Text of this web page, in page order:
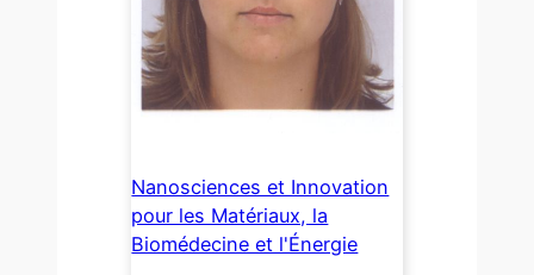
Nanosciences et Innovation
pour les Matériaux, la
Biomédecine et l'Énergie